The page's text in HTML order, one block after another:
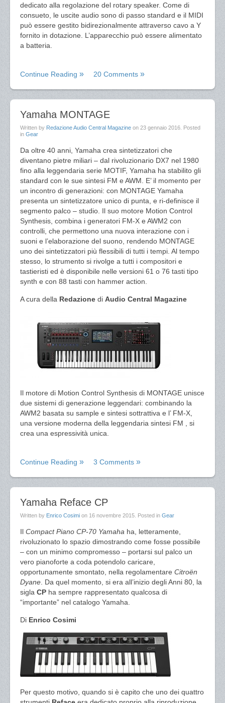
dedicato alla regolazione del rotary speaker. Come di
consueto, le uscite audio sono di passo standard e il MIDI
può essere gestito bidirezionalmente attraverso cavo a Y
fornito in dotazione. L’apparecchio può essere alimentato
a batteria.
Continue Reading 20 Comments
Yamaha MONTAGE
Written by Redazione Audio Central Magazine on 23 gennaio 2016 . Posted
in Gear
Da oltre 40 anni, Yamaha crea sintetizzatori che
diventano pietre miliari – dal rivoluzionario DX7 nel 1980
fino alla leggendaria serie MOTIF, Yamaha ha stabilito gli
standard con le sue sintesi FM e AWM. E’ il momento per
un incontro di generazioni: con MONTAGE Yamaha
presenta un sintetizzatore unico di punta, e ri-definisce il
segmento palco – studio. Il suo motore Motion Control
Synthesis, combina i generatori FM-X e AWM2 con
controlli, che permettono una nuova interazione con i
suoni e l’elaborazione del suono, rendendo MONTAGE
uno dei sintetizzatori più flessibili di tutti i tempi. Al tempo
stesso, lo strumento si rivolge a tutti i compositori e
tastieristi ed è disponibile nelle versioni 61 o 76 tasti tipo
synth e con 88 tasti con hammer action.
A cura della Redazione di Audio Central Magazine
Il motore di Motion Control Synthesis di MONTAGE unisce
due sistemi di generazione leggendari: combinando la
AWM2 basata su sample e sintesi sottrattiva e l’ FM-X,
una versione moderna della leggendaria sintesi FM , si
crea una espressività unica.
Continue Reading 3 Comments
Yamaha Reface CP
Written by Enrico Cosimi on 16 novembre 2015 . Posted in Gear
Il Compact Piano CP-70 Yamaha ha, letteramente,
rivoluzionato lo spazio dimostrando come fosse possibile
– con un minimo compromesso – portarsi sul palco un
vero pianoforte a coda potendolo caricare,
opportunamente smontato, nella regolamentare Citroën
Dyane . Da quel momento, si era all’inizio degli Anni 80, la
sigla CP ha sempre rappresentato qualcosa di
“importante” nel catalogo Yamaha.
Di Enrico Cosimi
Per questo motivo, quando si è capito che uno dei quattro